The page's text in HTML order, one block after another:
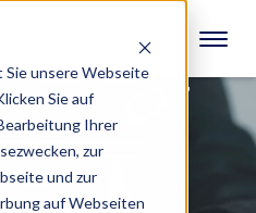
Sie unsere Webseite
Sie auf
Ihrer
zur
und zur
auf Webseiten